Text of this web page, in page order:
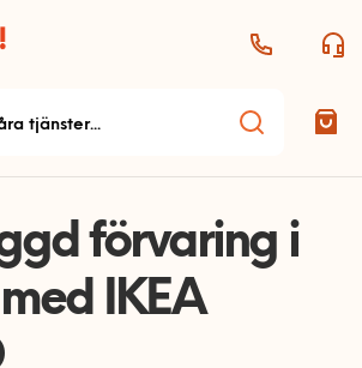
förvaring i
IKEA